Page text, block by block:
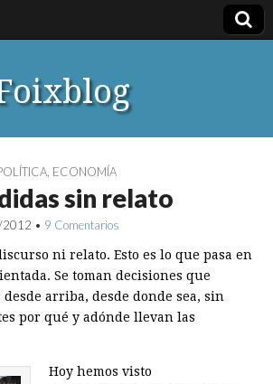
ECONOMÍA
sin relato
• 9 Comentarios
ni relato. Esto es lo que pasa en
Se toman decisiones que
arriba, desde donde sea, sin
por qué y adónde llevan las
Hoy hemos visto